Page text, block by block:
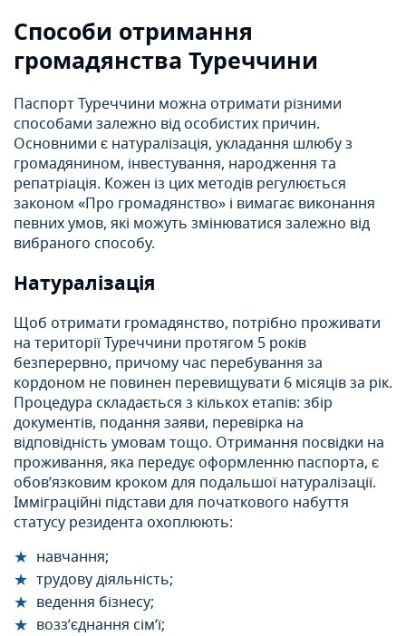
Способи отримання
громадянства Туреччини
Паспорт Туреччини можна отримати різними
способами залежно від особистих причин.
Основними є натуралізація, укладання шлюбу з
громадянином, інвестування, народження та
репатріація. Кожен із цих методів регулюється
законом «Про громадянство» і вимагає виконання
певних умов, які можуть змінюватися залежно від
вибраного способу.
Натуралізація
Щоб отримати громадянство, потрібно проживати
на території Туреччини протягом 5 років
безперервно, причому час перебування за
кордоном не повинен перевищувати 6 місяців за рік.
Процедура складається з кількох етапів: збір
документів, подання заяви, перевірка на
відповідність умовам тощо. Отримання посвідки на
проживання, яка передує оформленню паспорта, є
обов’язковим кроком для подальшої натуралізації.
Імміграційні підстави для початкового набуття
статусу резидента охоплюють:
навчання;
трудову діяльність;
ведення бізнесу;
возз’єднання сім’ї;